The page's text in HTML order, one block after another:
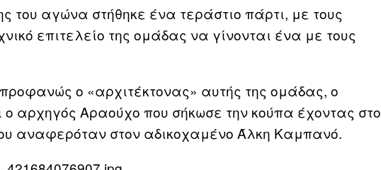
του αγώνα στήθηκε ένα τεράστιο πάρτι, με τους
επιτελείο της ομάδας να γίνονται ένα με τους
ο «αρχιτέκτονας» αυτής της ομάδας, ο
αρχηγός Αραούχο που σήκωσε την κούπα έχοντας στο
αναφερόταν στον αδικοχαμένο Άλκη Καμπανό.